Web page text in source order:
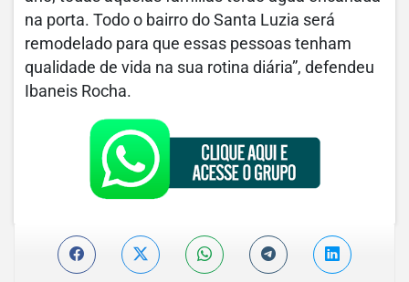
na porta. Todo o bairro do Santa Luzia será
remodelado para que essas pessoas tenham
qualidade de vida na sua rotina diária”, defendeu
Ibaneis Rocha.